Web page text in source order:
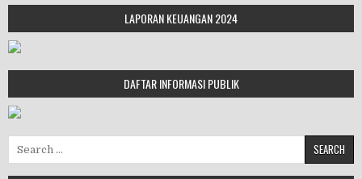
LAPORAN KEUANGAN 2024
DAFTAR INFORMASI PUBLIK